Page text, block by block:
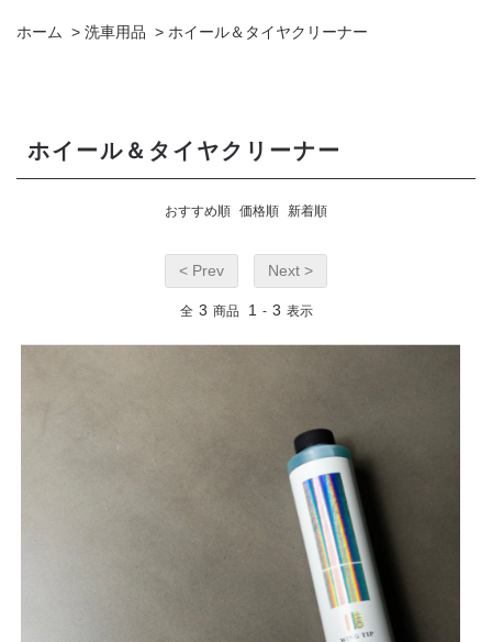
ホーム > 洗車用品 > ホイール＆タイヤクリーナー
ホイール＆タイヤクリーナー
おすすめ順 価格順 新着順
< Prev Next >
全 3 商品 1 - 3 表示